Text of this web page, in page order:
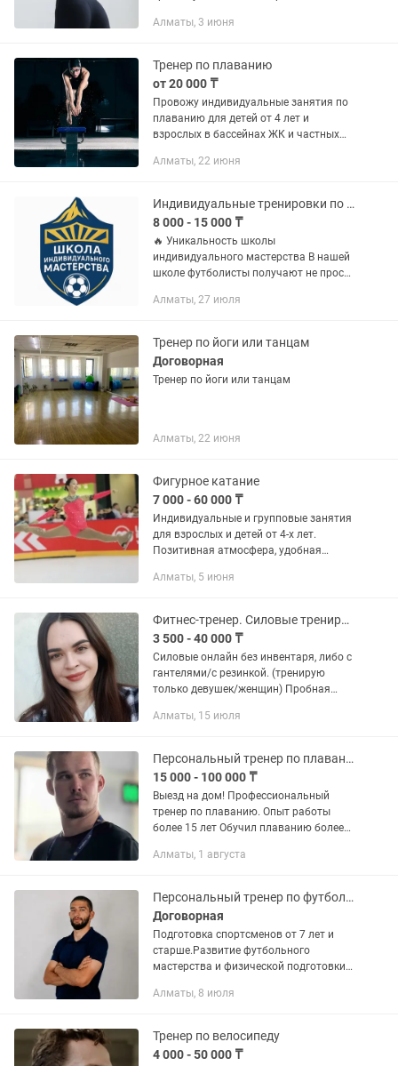
нежелательный вес , подтянуть тело
персональный тренер на...
Алматы, 3 июня
Тренер по плаванию
от 20 000 ₸
Провожу индивидуальные занятия по
плаванию для детей от 4 лет и
взрослых в бассейнах ЖК и частных
воды, освоить базовые навыки
Алматы, 22 июня
Индивидуальные тренировки по футболу.
8 000 - 15 000 ₸
🔥 Уникальность школы
индивидуального мастерства В нашей
школе футболисты получают не просто
по игровым амплуа. Линия защиты –
Алматы, 27 июля
Тренер по йоги или танцам
Договорная
Тренер по йоги или танцам
Алматы, 22 июня
Фигурное катание
7 000 - 60 000 ₸
Индивидуальные и групповые занятия
для взрослых и детей от 4-х лет.
Позитивная атмосфера, удобная
квалифицированные тренера.
Пробное...
Алматы, 5 июня
Фитнес-тренер. Силовые тренировки онлайн, йога.
3 500 - 40 000 ₸
Силовые онлайн без инвентаря, либо с
гантелями/с резинкой. (тренирую
только девушек/женщин) Пробная
тренировок: 30 мин -28.000тг 45 мин -
Алматы, 15 июля
Персональный тренер по плаванию с выездом
15 000 - 100 000 ₸
Выезд на дом! Профессиональный
тренер по плаванию. Опыт работы
более 15 лет Обучил плаванию более
города Алматы Подготовка к
Алматы, 1 августа
Персональный тренер по футболу/ОФП
Договорная
Подготовка спортсменов от 7 лет и
старше.Развитие футбольного
мастерства и физической подготовки
Алматы, 8 июля
Тренер по велосипеду
4 000 - 50 000 ₸